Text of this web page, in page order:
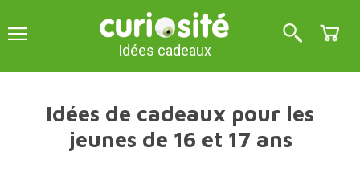
Idées cadeaux
Idées de cadeaux pour les
jeunes de 16 et 17 ans